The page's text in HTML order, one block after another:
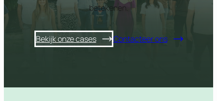
betekenen.
Bekijk onze cases Contacteer ons